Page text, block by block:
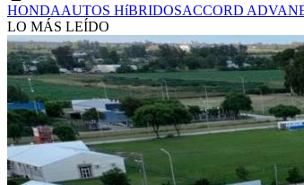
HONDAAUTOS HíBRIDOSACCORD
LO MÁS LEÍDO